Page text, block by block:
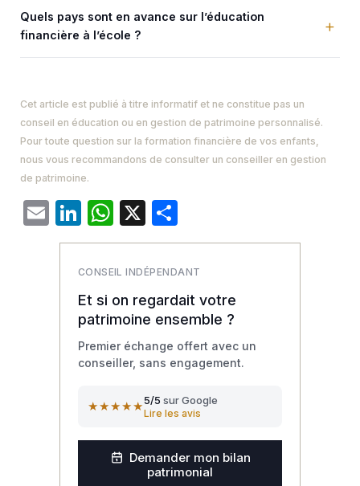
Quels pays sont en avance sur l’éducation
financière à l’école ?
Cet article est publié à titre informatif et ne constitue pas un
conseil en éducation ou en gestion de patrimoine personnalisé.
Pour toute question sur la formation financière de vos enfants,
nous vous recommandons de consulter un conseiller en gestion
de patrimoine.
EmailLinkedIn
WhatsApp
X
CONSEIL INDÉPENDANT
Et si on regardait votre
patrimoine ensemble ?
Premier échange offert avec un
conseiller, sans engagement.
★★★★★5/5 sur Google
Lire les avis
Demander mon bilan
patrimonial